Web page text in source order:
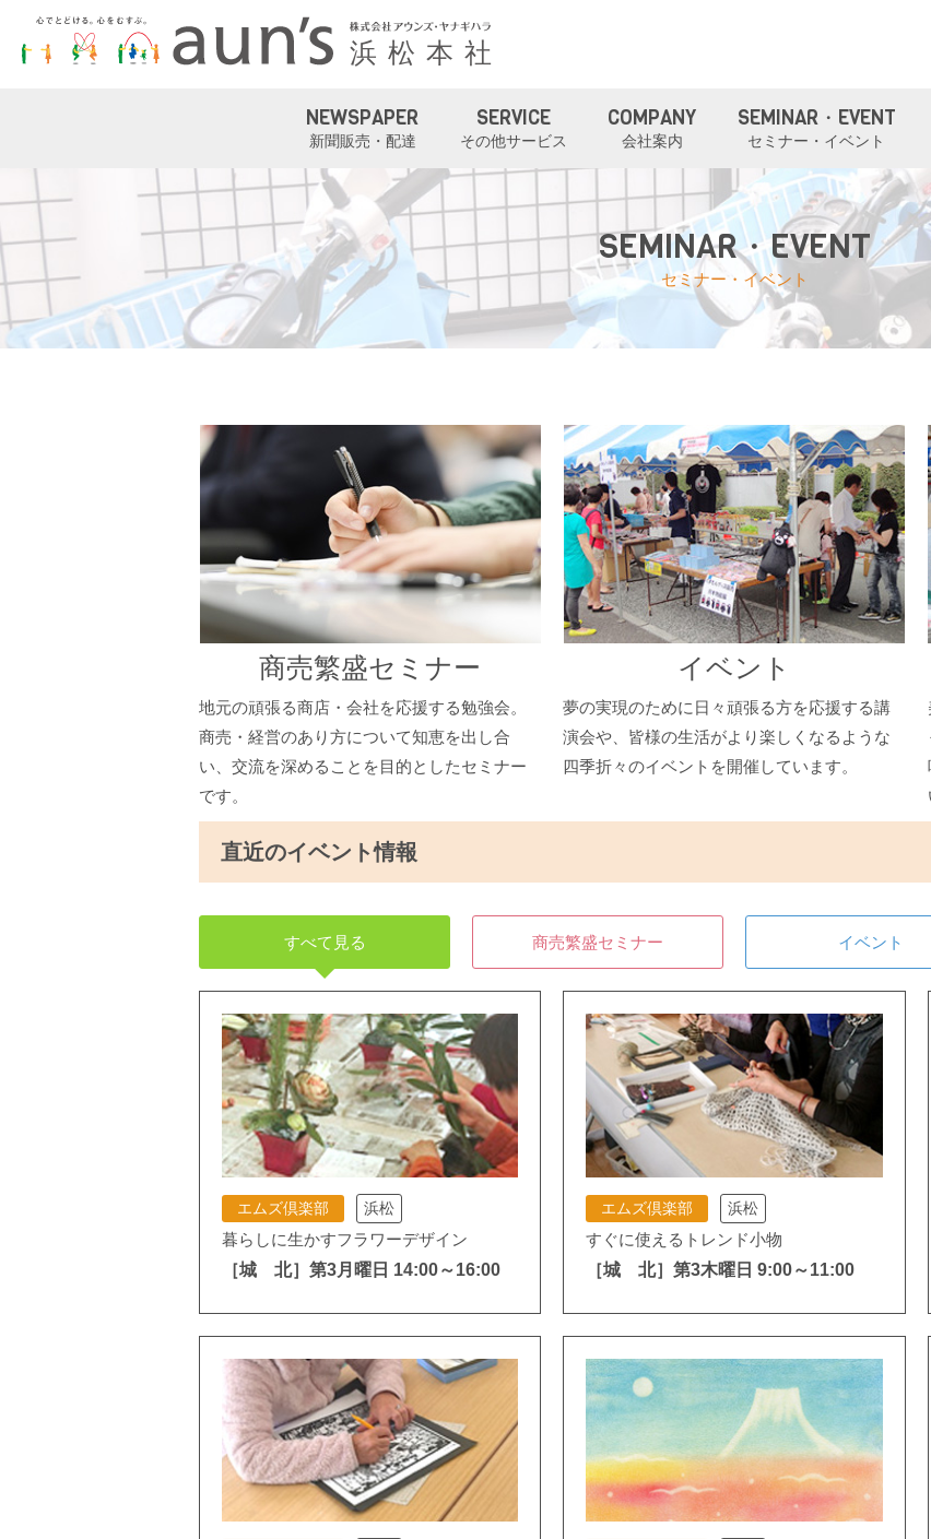
NEWSPAPER
新聞販売・配達
SERVICE
その他サービス
COMPANY
会社案内
SEMINAR・EVENT
セミナー・イベント
SEMINAR・EVENT
セミナー・イベント
商売繁盛セミナー
地元の頑張る商店・会社を応援する勉強会。
商売・経営のあり方について知恵を出し合
い、交流を深めることを目的としたセミナー
です。
イベント
夢の実現のために日々頑張る方を応援する講
演会や、皆様の生活がより楽しくなるような
四季折々のイベントを開催しています。
直近のイベント情報
すべて見る 商売繁盛セミナー イベント
エムズ倶楽部 浜松
暮らしに生かすフラワーデザイン
［城 北］第3月曜日 14:00～16:00
エムズ倶楽部 浜松
すぐに使えるトレンド小物
［城 北］第3木曜日 9:00～11:00